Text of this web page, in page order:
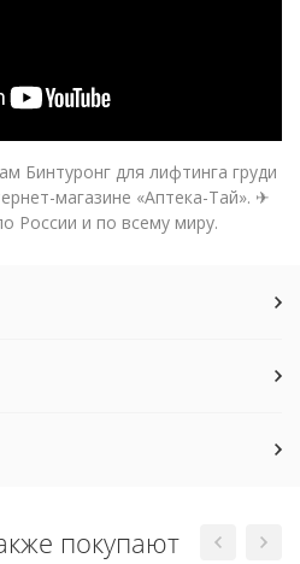
Бинтуронг для лифтинга груди
магазине «Аптека-Тай». ✈
России и по всему миру.
покупают